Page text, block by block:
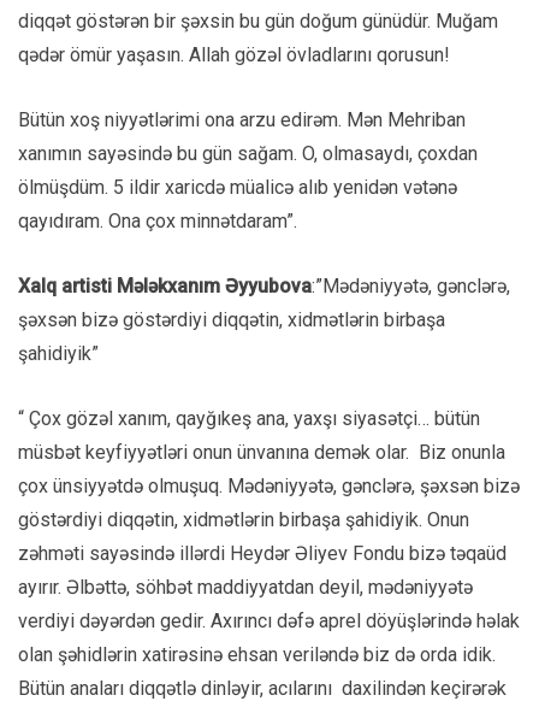
diqqət göstərən bir şəxsin bu gün doğum günüdür. Muğam
qədər ömür yaşasın. Allah gözəl övladlarını qorusun!
Bütün xoş niyyətlərimi ona arzu edirəm. Mən Mehriban
xanımın sayəsində bu gün sağam. O, olmasaydı, çoxdan
ölmüşdüm. 5 ildir xaricdə müalicə alıb yenidən vətənə
qayıdıram. Ona çox minnətdaram”.
Xalq artisti Mələkxanım Əyyubova:”Mədəniyyətə, gənclərə,
şəxsən bizə göstərdiyi diqqətin, xidmətlərin birbaşa
şahidiyik”
“ Çox gözəl xanım, qayğıkeş ana, yaxşı siyasətçi… bütün
müsbət keyfiyyətləri onun ünvanına demək olar. Biz onunla
çox ünsiyyətdə olmuşuq. Mədəniyyətə, gənclərə, şəxsən bizə
göstərdiyi diqqətin, xidmətlərin birbaşa şahidiyik. Onun
zəhməti sayəsində illərdi Heydər Əliyev Fondu bizə təqaüd
ayırır. Əlbəttə, söhbət maddiyyatdan deyil, mədəniyyətə
verdiyi dəyərdən gedir. Axırıncı dəfə aprel döyüşlərində həlak
olan şəhidlərin xatirəsinə ehsan veriləndə biz də orda idik.
Bütün anaları diqqətlə dinləyir, acılarını daxilindən keçirərək